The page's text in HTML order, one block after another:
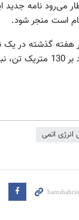
می‌رود نامه جدید
است منجر شود.
در هفته گذشته در
اتمی